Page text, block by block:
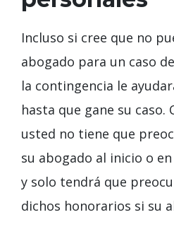
Incluso si cree que no
abogado para un caso
la contingencia le
hasta que gane su caso.
usted no tiene que
su abogado al inicio o
y solo tendrá que
dichos honorarios si su